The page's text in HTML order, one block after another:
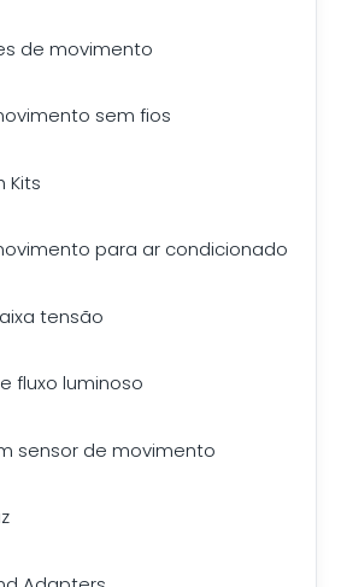
de movimento
sem fios
Kits
para ar condicionado
tensão
fluxo luminoso
sensor de movimento